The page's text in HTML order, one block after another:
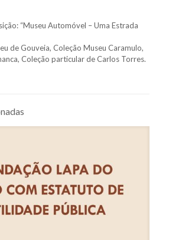
“Museu Automóvel – Uma Estrada
de Gouveia, Coleção Museu Caramulo,
Coleção particular de Carlos Torres.